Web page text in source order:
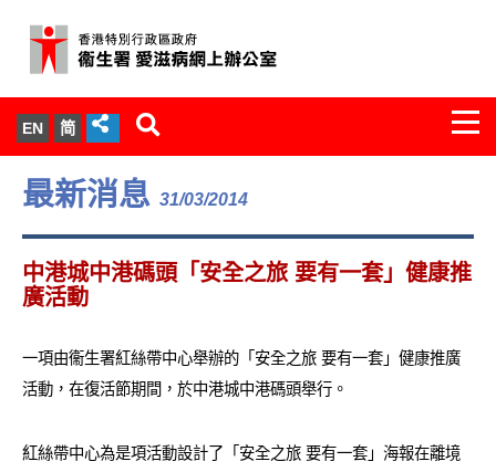
EN 简
關於我們
服務範圍
文件櫃
統計數字
愛滋病病毒感染與醫護人員專家組
最新消息 31/03/2014
中港城中港碼頭「安全之旅 要有一套」健康推
廣活動
一項由衞生署紅絲帶中心舉辦的「安全之旅 要有一套」健康推廣
活動，在復活節期間，於中港城中港碼頭舉行。
紅絲帶中心為是項活動設計了「安全之旅 要有一套」海報在離境